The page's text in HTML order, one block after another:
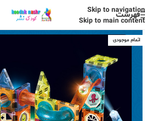
Skip to navigation
Skip to main content
فهرست
اتمام موجودی